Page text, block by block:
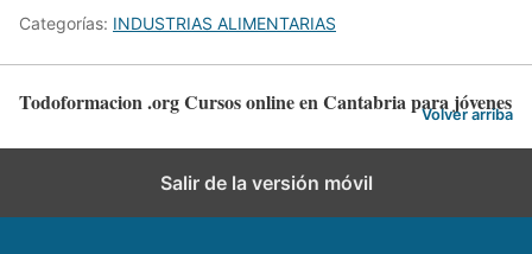
Categorías: INDUSTRIAS ALIMENTARIAS
Todoformacion .org Cursos online en Cantabria para jóvenes
Volver arriba
Salir de la versión móvil